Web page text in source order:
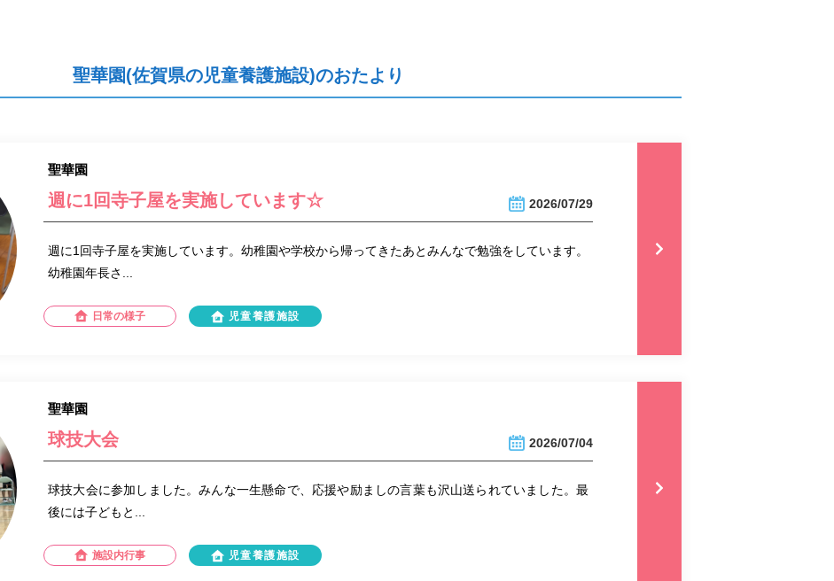
聖華園(佐賀県の児童養護施設)のおたより
2026/07/29
聖華園
週に1回寺子屋を実施しています☆
週に1回寺子屋を実施しています。幼稚園や学校から帰ってきたあとみんなで勉強をしています。
幼稚園年長さ...
日常の様子 児童養護施設
2026/07/04
聖華園
球技大会
球技大会に参加しました。みんな一生懸命で、応援や励ましの言葉も沢山送られていました。最
後には子どもと...
施設内行事 児童養護施設